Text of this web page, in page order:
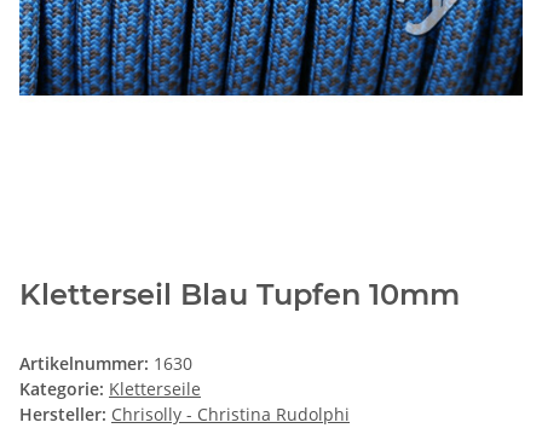
Kletterseil Blau Tupfen 10mm
Artikelnummer: 1630
Kategorie: Kletterseile
Hersteller: Chrisolly - Christina Rudolphi